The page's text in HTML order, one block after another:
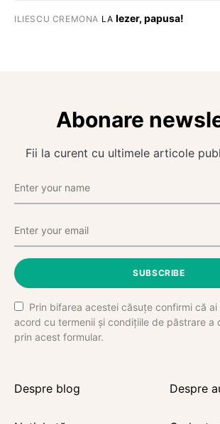
ILIESCU CREMONA LAIezer, papusa!
Abonare
Fii la curent cu ultimele articole
SUBSCRIBE
Prin bifarea acestei căsuțe confirmi că
acord cu termenii și condițiile de păstrare a
prin acest formular.
Despre blog Despre